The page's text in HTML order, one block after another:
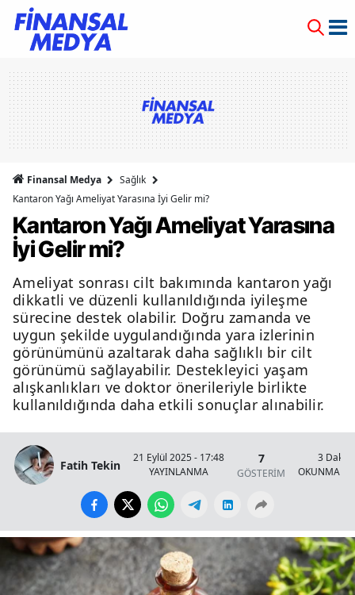
Finansal Medya
Sağlık
Kantaron Yağı Ameliyat Yarasına İyi Gelir mi?
Kantaron Yağı Ameliyat Yarasına
İyi Gelir mi?
Ameliyat sonrası cilt bakımında kantaron yağı
dikkatli ve düzenli kullanıldığında iyileşme
sürecine destek olabilir. Doğru zamanda ve
uygun şekilde uygulandığında yara izlerinin
görünümünü azaltarak daha sağlıklı bir cilt
görünümü sağlayabilir. Destekleyici yaşam
alışkanlıkları ve doktor önerileriyle birlikte
kullanıldığında daha etkili sonuçlar alınabilir.
Fatih Tekin
21 Eylül 2025 - 17:48
YAYINLANMA
7
GÖSTERİM
3 Dakika
OKUNMA